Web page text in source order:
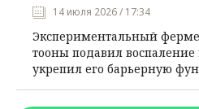
14 июля 2026 / 17:34
Экспериментальный
тооны подавил
укрепил его барьерную